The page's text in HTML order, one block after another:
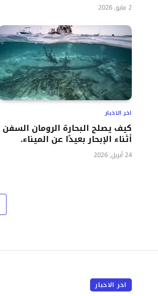
2 مايو, 2026
اخر الاخبار
كيف يصلح البحارة الرومان السفن
أثناء الإبحار بعيدًا عن الميناء.
24 أبريل, 2026
اخر الاخبار